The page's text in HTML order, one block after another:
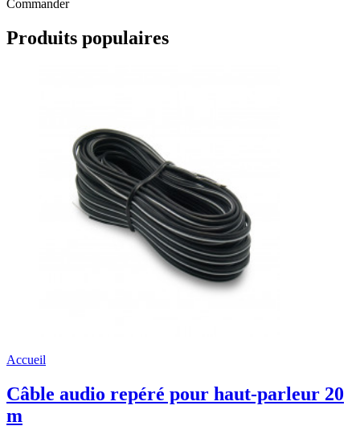
Commander
Produits populaires
Accueil
Câble audio repéré pour haut-parleur 20
m